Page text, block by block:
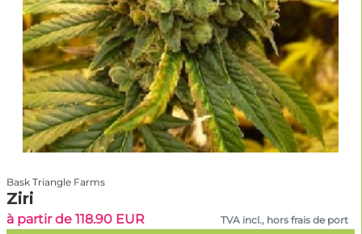
Bask Triangle Farms
Ziri
à partir de 118.90 EUR TVA incl., hors frais de port